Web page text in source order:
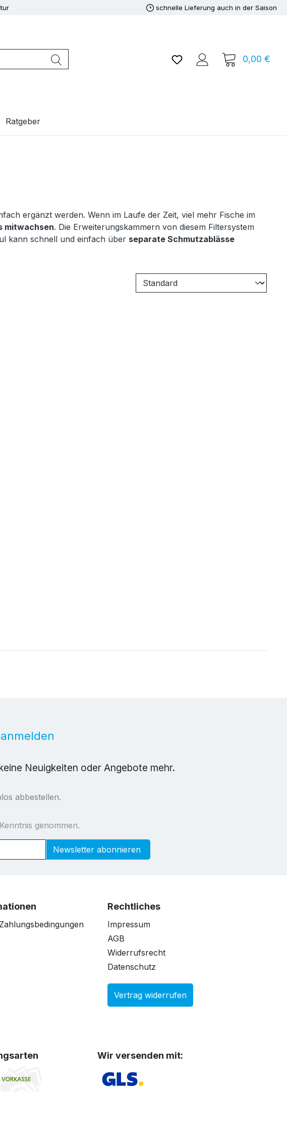
schnelle Lieferung auch in der Saison
Du hast 0 Produkte auf
0,00 €
Ratgeber
ergänzt werden. Wenn im Laufe der Zeit, viel mehr Fische im
mitwachsen. Die Erweiterungskammern von diesem Filtersystem
kann schnell und einfach über separate Schmutzablässe
Neuigkeiten oder Angebote mehr.
abbestellen.
genommen.
Newsletter abonnieren
Rechtliches
Impressum
AGB
Widerrufsrecht
Datenschutz
Vertrag widerrufen
Wir versenden mit: